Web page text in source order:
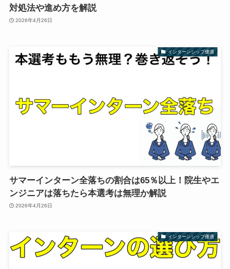
対処法や進め方を解説
2026年4月26日
インターンシップ優遇
サマーインターン全落ちの割合は65％以上！院生やエ
ンジニアは落ちたら本選考は無理か解説
2026年4月26日
インターンシップ優遇